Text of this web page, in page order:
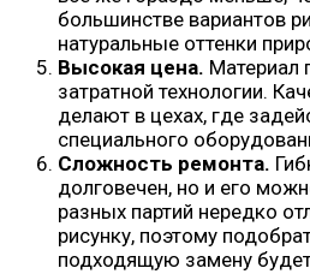
большинстве вариантов
натуральные оттенки
Высокая цена. Материал
затратной технологии.
делают в цехах, где
специального
Сложность ремонта.
долговечен, но и его
разных партий нередко
рисунку, поэтому
подходящую замену